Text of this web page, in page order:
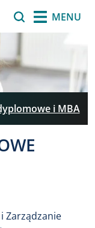
MENU
i MBA
Zarządzanie